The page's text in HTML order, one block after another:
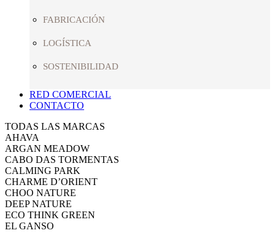
FABRICACIÓN
LOGÍSTICA
SOSTENIBILIDAD
RED COMERCIAL
CONTACTO
TODAS LAS MARCAS
AHAVA
ARGAN MEADOW
CABO DAS TORMENTAS
CALMING PARK
CHARME D’ORIENT
CHOO NATURE
DEEP NATURE
ECO THINK GREEN
EL GANSO